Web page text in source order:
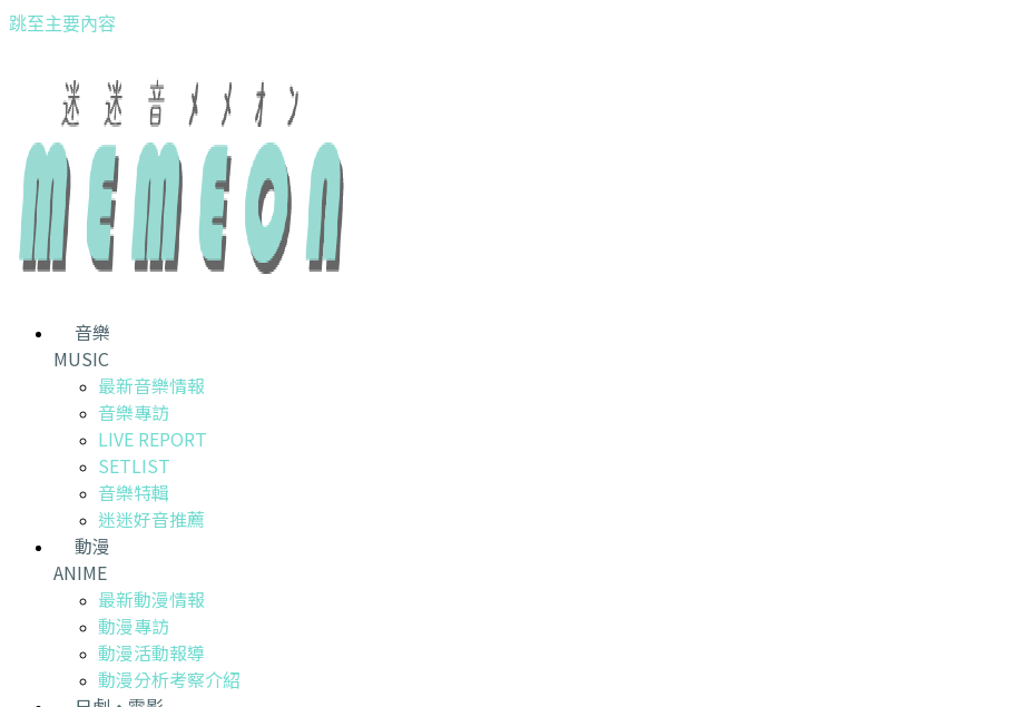
跳至主要內容
音樂
MUSIC
最新音樂情報
音樂專訪
LIVE REPORT
SETLIST
音樂特輯
迷迷好音推薦
動漫
ANIME
最新動漫情報
動漫專訪
動漫活動報導
動漫分析考察介紹